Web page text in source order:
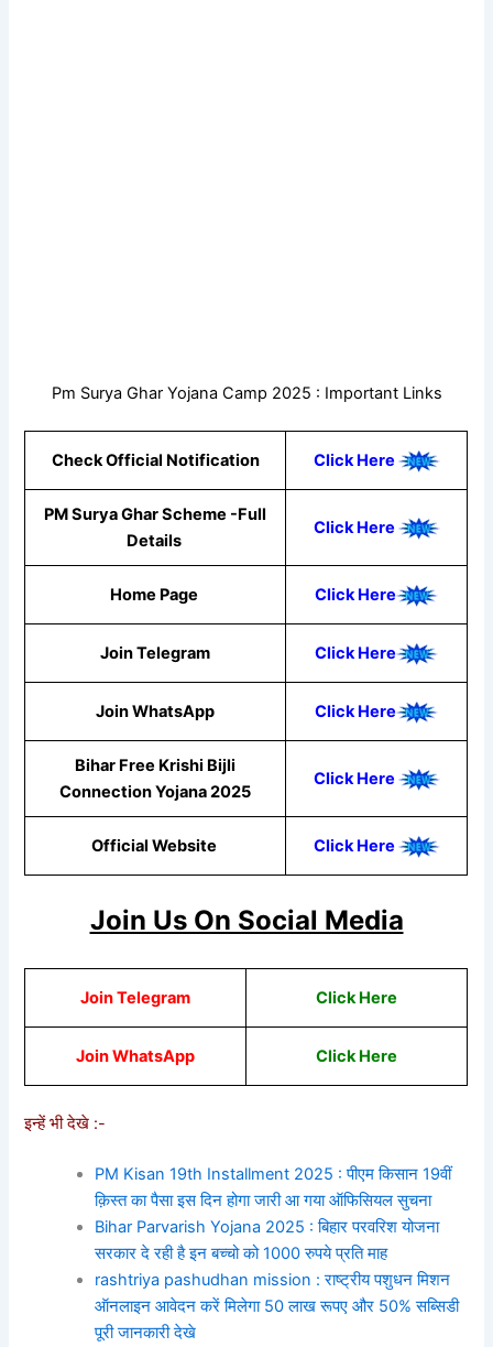
Pm Surya Ghar Yojana Camp 2025 : Important Links
Check Official Notification Click Here
PM Surya Ghar Scheme -Full
Details
Click Here
Home Page Click Here
Join Telegram Click Here
Join WhatsApp Click Here
Bihar Free Krishi Bijli
Connection Yojana 2025
Click Here
Official Website Click Here
Join Us On Social Media
Join Telegram Click Here
Join WhatsApp Click Here
इन्हें भी देखे :-
PM Kisan 19th Installment 2025 : पीएम किसान 19वीं
क़िस्त का पैसा इस दिन होगा जारी आ गया ऑफिसियल सुचना
Bihar Parvarish Yojana 2025 : बिहार परवरिश योजना
सरकार दे रही है इन बच्चो को 1000 रुपये प्रति माह
rashtriya pashudhan mission : राष्ट्रीय पशुधन मिशन
ऑनलाइन आवेदन करें मिलेगा 50 लाख रूपए और 50% सब्सिडी
पूरी जानकारी देखे